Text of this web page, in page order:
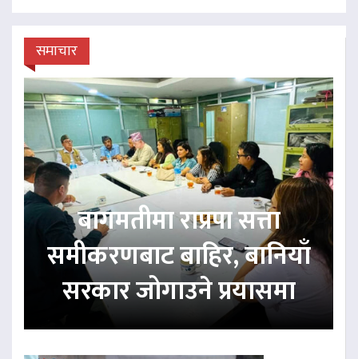
समाचार
बागमतीमा राप्रपा सत्ता
समीकरणबाट बाहिर, बानियाँ
सरकार जोगाउने प्रयासमा